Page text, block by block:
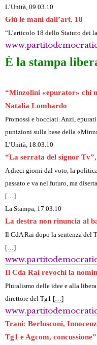
L’Unità, 09.03.10
Giù le mani dall’art. 18
“L’articolo 18 dello Statuto dei
È la stampa
“Minzolini «epurator» chi
Natalia Lombardo
Promossi e bocciati. Anzi,
punizioni sulla base della
L’Unità, 18.03.10
“La serrata del signor
A dieci giorni dal voto, la
passato e va nel futuro, ma
[…]
La Stampa, 17.03.10
La destra non rinuncia al
Il CdA Rai dopo la sentenza del
[…]
Il Cda Rai revochi la
Pluralismo delle idee e alla
direttore del Tg1 […]
Trani: Berlusconi,
Tg1 e Agcom, concussione”